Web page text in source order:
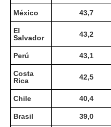
México 43,7
El
Salvador
43,2
Perú 43,1
Costa
Rica
42,5
Chile 40,4
Brasil 39,0